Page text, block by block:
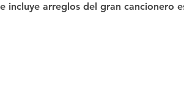
incluye arreglos del gran cancionero